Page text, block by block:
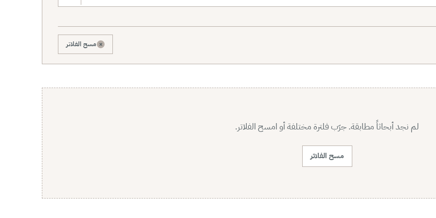
× مسح الفلاتر
لم نجد أبحاثاً مطابقة. جرّب فلترة مختلفة أو امسح الفلاتر.
مسح الفلاتر